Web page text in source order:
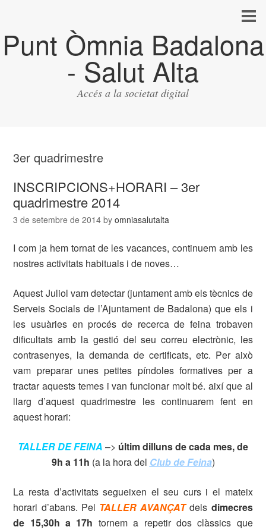
Punt Òmnia Badalona
- Salut Alta
Accés a la societat digital
3er quadrimestre
INSCRIPCIONS+HORARI – 3er
quadrimestre 2014
3 de setembre de 2014 byomniasalutalta
I com ja hem tornat de les vacances, continuem amb les
nostres activitats habituals i de noves…
Aquest Juliol vam detectar (juntament amb els tècnics de
Serveis Socials de l’Ajuntament de Badalona) que els i
les usuàries en procés de recerca de feina trobaven
dificultats amb la gestió del seu correu electrònic, les
contrasenyes, la demanda de certificats, etc. Per això
vam preparar unes petites píndoles formatives per a
tractar aquests temes i van funcionar molt bé. així que al
llarg d’aquest quadrimestre les continuarem fent en
aquest horari:
TALLER DE FEINA –> últim dilluns de cada mes, de
9h a 11h (a la hora del Club de Feina)
La resta d’activitats segueixen el seu curs i el mateix
horari d’abans. Pel TALLER AVANÇATdels dimecres
de 15,30h a 17h tornem a repetir dos clàssics que